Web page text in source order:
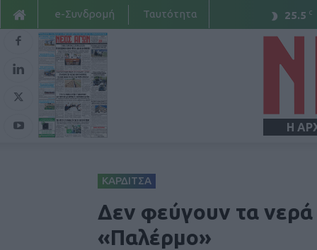
25.5 C
e-Συνδρομή Ταυτότητα
Η
ΚΑΡΔΙΤΣΑ
Δεν φεύγουν τα νερά
«Παλέρμο»